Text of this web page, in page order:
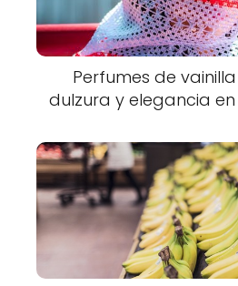
Perfumes de
dulzura y elegancia